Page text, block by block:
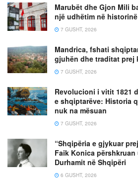
Marubët dhe Gjon Mili
një udhëtim në
7 GUSHT, 2026
Mandrica, fshati
gjuhën dhe traditat prej
7 GUSHT, 2026
Revolucioni i vitit 1821
e shqiptarëve: Historia
nuk na mësuan
7 GUSHT, 2026
“Shqipëria e gjykuar
Faik Konica
Durhamit në Shqipëri
6 GUSHT, 2026